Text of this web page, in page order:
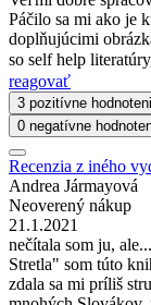
Páčilo sa mi ako je
doplňujúcimi
so self help
reagovať
3 pozitívne
0 negatívne
Recenzia z iného
Andrea Jármayová
Neoverený nákup
21.1.2021
nečítala som ju,
Stretla" som túto
zdala sa mi príliš